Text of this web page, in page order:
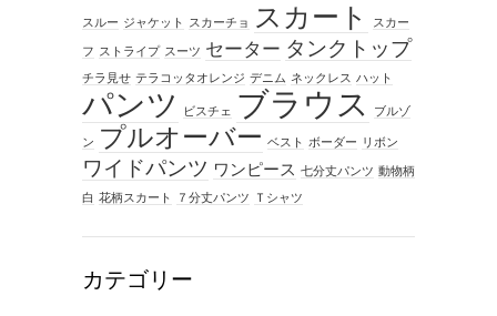
スルー ジャケット スカーチョ スカート スカー
フ ストライプ スーツ セーター タンクトップ
チラ見せ テラコッタオレンジ デニム ネックレス ハット
パンツ ビスチェ ブラウス ブルゾ
ン プルオーバー ベスト ボーダー リボン
ワイドパンツ ワンピース 七分丈パンツ 動物柄
白 花柄スカート ７分丈パンツ Ｔシャツ
カテゴリー